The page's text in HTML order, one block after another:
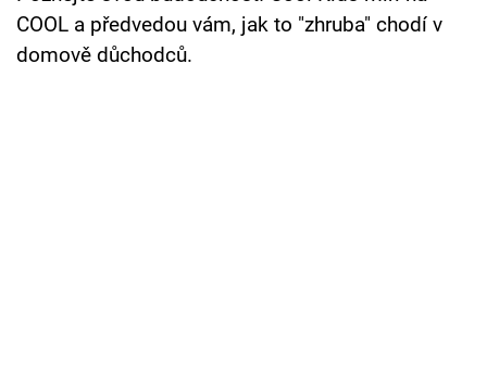
Sledujte prima+
COOL a předvedou vám, jak to "zhruba" chodí v
domově důchodců.